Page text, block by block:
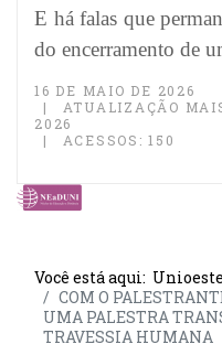
E há falas que
do encerramento de
16 DE MAIO DE 2026
ATUALIZAÇÃO
2026
ACESSOS: 150
Você está aqui: Unioeste
COM O
UMA PALESTRA
TRAVESSIA HUMANA